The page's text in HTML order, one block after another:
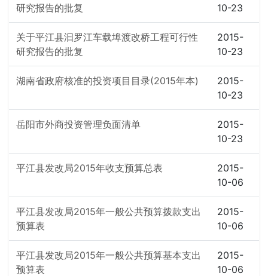
研究报告的批复
10-23
关于平江县汩罗江车载埠渡改桥工程可行性
研究报告的批复
2015-
10-23
湖南省政府核准的投资项目目录(2015年本)
2015-
10-23
岳阳市外商投资管理负面清单
2015-
10-23
平江县发改局2015年收支预算总表
2015-
10-06
平江县发改局2015年一般公共预算拨款支出
预算表
2015-
10-06
平江县发改局2015年一般公共预算基本支出
预算表
2015-
10-06